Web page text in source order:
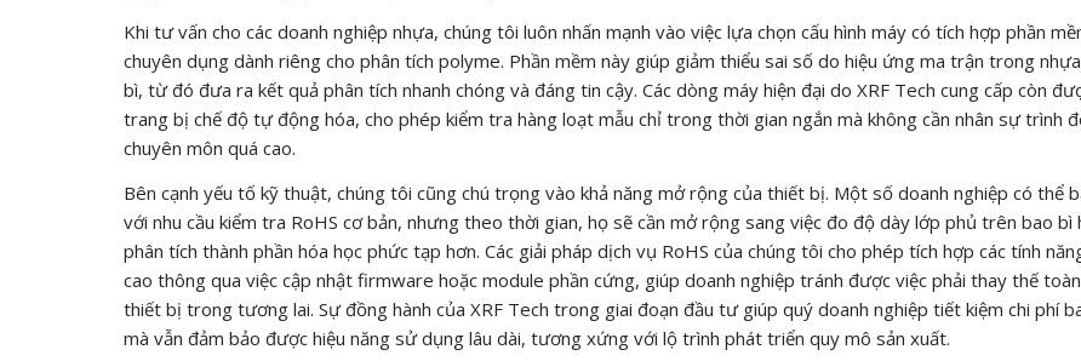
Khi tư vấn cho các doanh nghiệp nhựa, chúng tôi luôn nhấn mạnh vào việc lựa chọn cấu hình máy có tích hợp phần
chuyên dụng dành riêng cho phân tích polyme. Phần mềm này giúp giảm thiểu sai số do hiệu ứng ma trận trong
bì, từ đó đưa ra kết quả phân tích nhanh chóng và đáng tin cậy. Các dòng máy hiện đại do XRF Tech cung cấp còn
trang bị chế độ tự động hóa, cho phép kiểm tra hàng loạt mẫu chỉ trong thời gian ngắn mà không cần nhân sự trình
chuyên môn quá cao.
Bên cạnh yếu tố kỹ thuật, chúng tôi cũng chú trọng vào khả năng mở rộng của thiết bị. Một số doanh nghiệp có thể
với nhu cầu kiểm tra RoHS cơ bản, nhưng theo thời gian, họ sẽ cần mở rộng sang việc đo độ dày lớp phủ trên bao bì
phân tích thành phần hóa học phức tạp hơn. Các giải pháp dịch vụ RoHS của chúng tôi cho phép tích hợp các tính
cao thông qua việc cập nhật firmware hoặc module phần cứng, giúp doanh nghiệp tránh được việc phải thay thế
thiết bị trong tương lai. Sự đồng hành của XRF Tech trong giai đoạn đầu tư giúp quý doanh nghiệp tiết kiệm chi phí
mà vẫn đảm bảo được hiệu năng sử dụng lâu dài, tương xứng với lộ trình phát triển quy mô sản xuất.